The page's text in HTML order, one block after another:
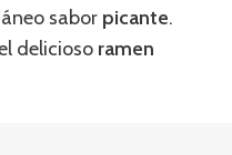
sabor picante.
delicioso ramen